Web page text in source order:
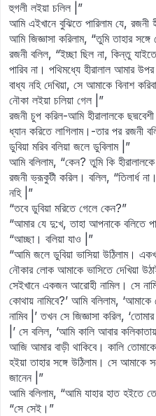
হুগলী লইয়া চলিল |”
আমি এইখানে বুঝিতে পারিলাম যে, রজনী
আমি জিজ্ঞাসা করিলাম, “তুমি তাহার
রজনী বলিল, “ইচ্ছা ছিল না, কিন্তু
পারিব না। পথিমধ্যে হীরালাল আমার
বাধ্য নহি দেখিয়া, সে আমাকে বিনাশ
নৌকা লইয়া চলিয়া গেল |”
রজনী চুপ করিল-আমি হীরালালকে
ধ্যান করিতে লাগিলাম।-তার পর রজনী
ডুবিয়া মরিব বলিয়া জলে ডুবিলাম |”
আমি বলিলাম, “কেন? তুমি কি
রজনী ভ্রূকুটী করিল। বলিল, “তিলার্ধ
নহি |”
“তবে ডুবিয়া মরিতে গেলে কেন?”
“আমার যে দু:খ, তাহা আপনাকে বলিতে
“আচ্ছা। বলিয়া যাও |”
“আমি জলে ডুবিয়া ভাসিয়া উঠিলাম।
নৌকার লোক আমাকে ভাসিতে দেখিয়া
সেইখানে একজন আরোহী নামিল। সে
কোথায় নামিবে?’ আমি বলিলাম, ‘আমাকে
নামিব |’ তখন সে জিজ্ঞাসা করিল,
|’ সে বলিল, ‘আমি কালি আবার
আজি আমার বাড়ী থাকিবে। কালি
হইয়া তাহার সঙ্গে উঠিলাম। সে
জানেন |”
আমি বলিলাম, “আমি যাহার হাত হইতে
“সে সেই।”